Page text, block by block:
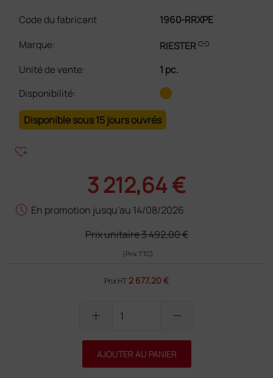
Code du fabricant
1960-RRXPE
Marque:
RIESTERlink
Unité de vente:
1 pc.
Disponibilité:
Disponible sous 15 jours ouvrés
heart_plus
3 212,64 €
schedule En promotion jusqu'au 14/08/2026
Prix unitaire3 492,00 €
(Prix TTC)
Prix HT 2 677,20 €
add remove
AJOUTER AU PANIER